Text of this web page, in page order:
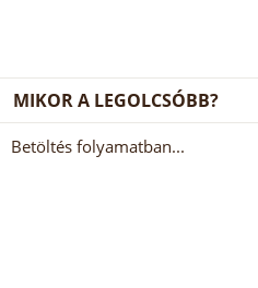
MIKOR A LEGOLCSÓBB?
Betöltés folyamatban...